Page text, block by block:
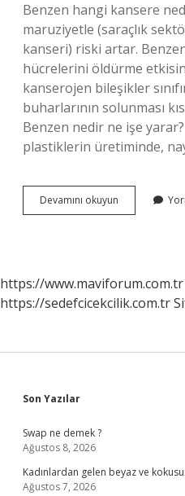
Benzen hangi kansere
maruziyetle (saraçlık
kanseri) riski artar.
hücrelerini öldürme
kanserojen bileşikler
buharlarının solunması
Benzen nedir ne işe
plastiklerin üretiminde,
Devamını okuyun
Testi
https://www.maviforum.com.tr
https://sedefcicekcilik.com.tr
Sidebar
Son Yazılar
Swap ne demek ?
Ağustos 8, 2026
Kadınlardan gelen beyaz ve
Ağustos 7, 2026